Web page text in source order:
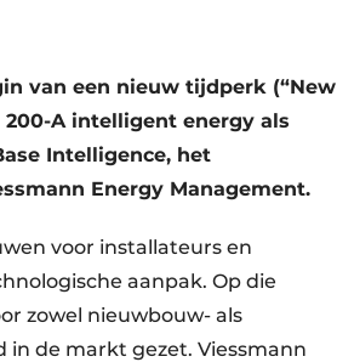
van een nieuw tijdperk (“New
A intelligent energy als
Intelligence, het
Energy Management.
voor installateurs en
aanpak. Op die
zowel nieuwbouw- als
de markt gezet. Viessmann